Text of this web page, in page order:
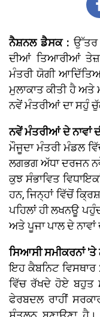
ਨੈਸ਼ਨਲ ਡੈਸਕ : ਉੱਤਰ
ਦੀਆਂ ਤਿਆਰੀਆਂ
ਮੰਤਰੀ ਯੋਗੀ
ਮੁਲਾਕਾਤ ਕੀਤੀ ਹੈ ਅਤੇ
ਨਵੇਂ ਮੰਤਰੀਆਂ ਦਾ ਸਹੁੰ
ਨਵੇਂ ਮੰਤਰੀਆਂ ਦੇ ਨਾਵਾਂ
ਮੌਜੂਦਾ ਮੰਤਰੀ ਮੰਡਲ
ਲਗਭਗ ਅੱਧਾ ਦਰਜਨ
ਕੁਝ ਸੰਭਾਵਿਤ
ਹਨ, ਜਿਨ੍ਹਾਂ ਵਿੱਚੋਂ
ਪਹਿਲਾਂ ਹੀ ਲਖਨਊ
ਅਤੇ ਪੂਜਾ ਪਾਲ ਦੇ ਨਾਵਾਂ
ਸਿਆਸੀ ਸਮੀਕਰਨਾਂ 'ਤੇ
ਇਹ ਕੈਬਨਿਟ ਵਿਸਥਾਰ
ਵਿੱਚ ਰੱਖਦੇ ਹੋਏ ਬਹੁਤ
ਫੇਰਬਦਲ ਰਾਹੀਂ